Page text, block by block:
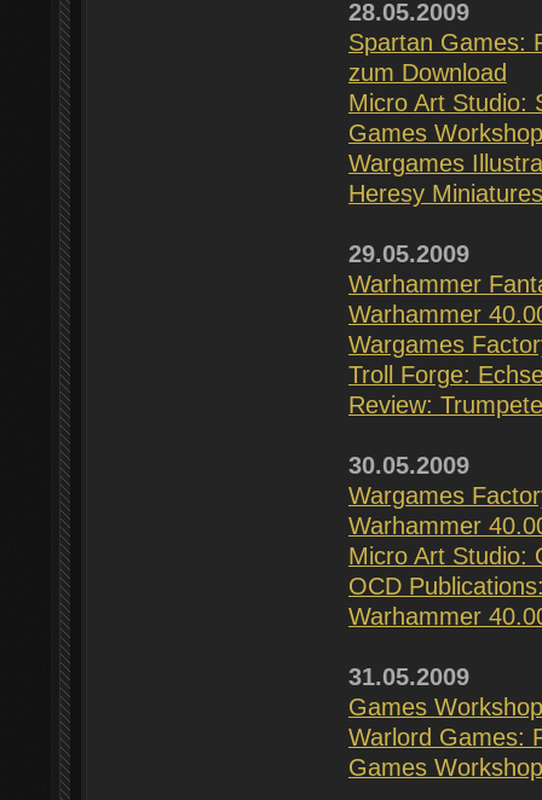
28.05.2009
Spartan Games:
zum Download
Micro Art Studio:
Games
Wargames
Heresy
29.05.2009
Warhammer
Warhammer
Wargames
Troll Forge:
Review:
30.05.2009
Wargames
Warhammer
Micro Art Studio:
OCD
Warhammer
31.05.2009
Games
Warlord Games:
Games